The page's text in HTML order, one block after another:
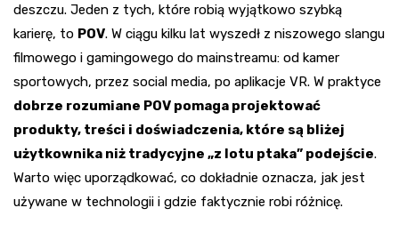
deszczu. Jeden z tych, które robią wyjątkowo szybką
karierę, to POV. W ciągu kilku lat wyszedł z niszowego slangu
filmowego i gamingowego do mainstreamu: od kamer
sportowych, przez social media, po aplikacje VR. W praktyce
dobrze rozumiane POV pomaga projektować
produkty, treści i doświadczenia, które są bliżej
użytkownika niż tradycyjne „z lotu ptaka” podejście.
Warto więc uporządkować, co dokładnie oznacza, jak jest
używane w technologii i gdzie faktycznie robi różnicę.